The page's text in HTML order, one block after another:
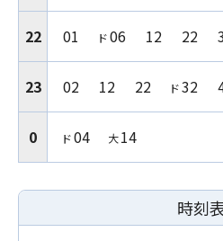
22 01 ド06 12 22
23 02 12 22 ド32
0 ド04 大14
時刻